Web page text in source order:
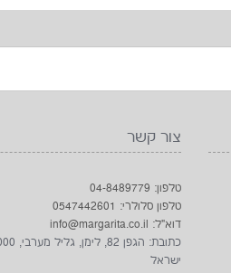
צור קשר
טלפון: 04-8489779
טלפון סלולרי: 0547442601
דוא"ל: info@margarita.co.il
ישראל